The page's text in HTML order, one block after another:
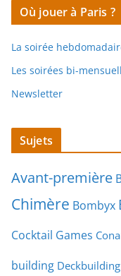
Où jouer à Paris ?
La soirée
Les soirées bi-
Newsletter
Sujets
Avant-première
Chimère Bombyx
Cocktail Games
building Deckbuilding